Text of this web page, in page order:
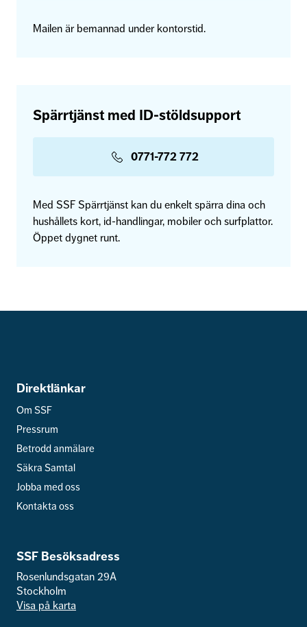
Mailen är bemannad under kontorstid.
Spärrtjänst med ID-stöldsupport
0771-772 772
Med SSF Spärrtjänst kan du enkelt spärra dina och
hushållets kort, id-handlingar, mobiler och surfplattor.
Öppet dygnet runt.
Direktlänkar
Om SSF
Pressrum
Betrodd anmälare
Säkra Samtal
Jobba med oss
Kontakta oss
SSF Besöksadress
Rosenlundsgatan 29A
Stockholm
Visa på karta